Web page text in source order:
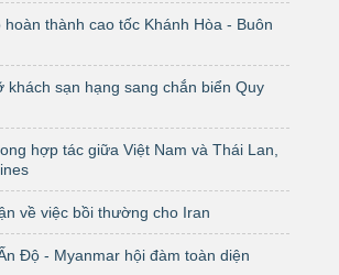
thành cao tốc Khánh Hòa - Buôn
khách sạn hạng sang chắn biển Quy
hợp tác giữa Việt Nam và Thái Lan,
về việc bồi thường cho Iran
Độ - Myanmar hội đàm toàn diện